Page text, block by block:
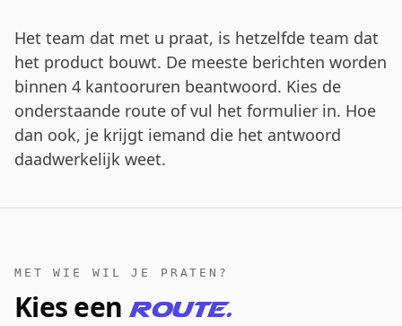
Het team dat met u praat, is hetzelfde team dat
het product bouwt. De meeste berichten worden
binnen 4 kantooruren beantwoord. Kies de
onderstaande route of vul het formulier in. Hoe
dan ook, je krijgt iemand die het antwoord
daadwerkelijk weet.
MET WIE WIL JE PRATEN?
Kies een route.